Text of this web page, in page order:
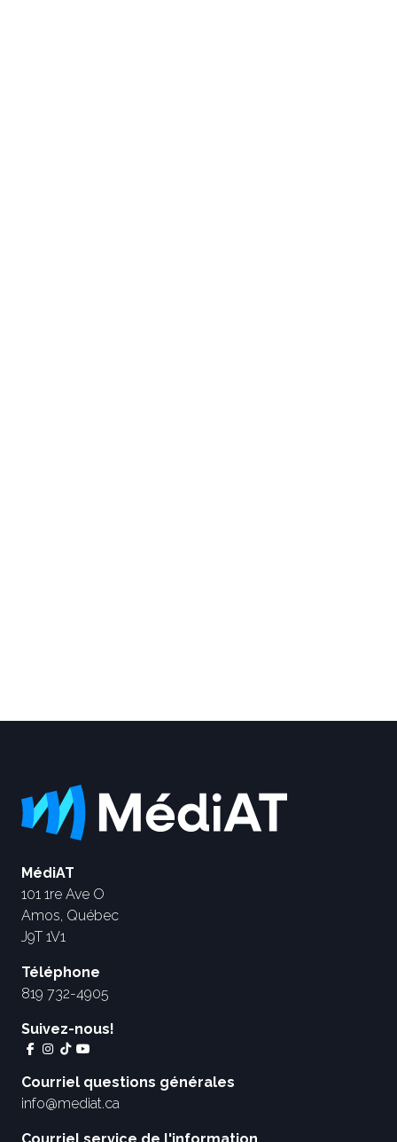
MédiAT
101 1re Ave O
Amos, Québec
J9T 1V1
Téléphone
819 732-4905
Suivez-nous!
Courriel questions générales
info@mediat.ca
Courriel service de l'information